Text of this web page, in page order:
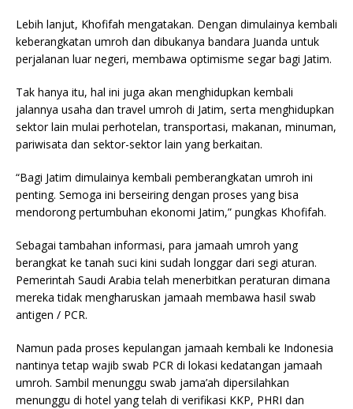
Lebih lanjut, Khofifah mengatakan. Dengan dimulainya kembali
keberangkatan umroh dan dibukanya bandara Juanda untuk
perjalanan luar negeri, membawa optimisme segar bagi Jatim.
Tak hanya itu, hal ini juga akan menghidupkan kembali
jalannya usaha dan travel umroh di Jatim, serta menghidupkan
sektor lain mulai perhotelan, transportasi, makanan, minuman,
pariwisata dan sektor-sektor lain yang berkaitan.
“Bagi Jatim dimulainya kembali pemberangkatan umroh ini
penting. Semoga ini berseiring dengan proses yang bisa
mendorong pertumbuhan ekonomi Jatim,” pungkas Khofifah.
Sebagai tambahan informasi, para jamaah umroh yang
berangkat ke tanah suci kini sudah longgar dari segi aturan.
Pemerintah Saudi Arabia telah menerbitkan peraturan dimana
mereka tidak mengharuskan jamaah membawa hasil swab
antigen / PCR.
Namun pada proses kepulangan jamaah kembali ke Indonesia
nantinya tetap wajib swab PCR di lokasi kedatangan jamaah
umroh. Sambil menunggu swab jama’ah dipersilahkan
menunggu di hotel yang telah di verifikasi KKP, PHRI dan